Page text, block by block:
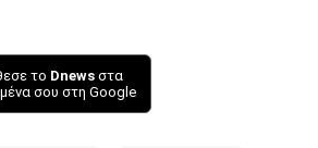
το Dnews στα
σου στη Google